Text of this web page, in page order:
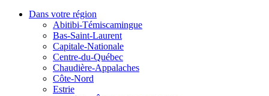
Dans votre région
Abitibi-Témiscamingue
Bas-Saint-Laurent
Capitale-Nationale
Centre-du-Québec
Chaudière-Appalaches
Côte-Nord
Estrie